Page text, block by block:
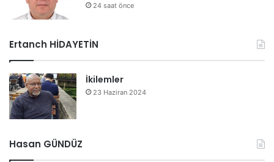
24 saat önce
Ertanch HİDAYETİN
İkilemler
23 Haziran 2024
Hasan GÜNDÜZ